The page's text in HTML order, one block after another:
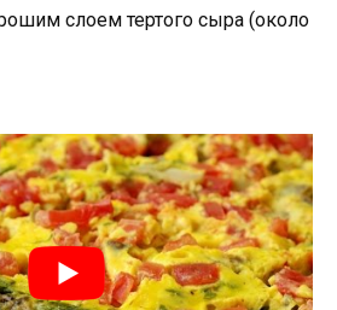
слоем тертого сыра (около